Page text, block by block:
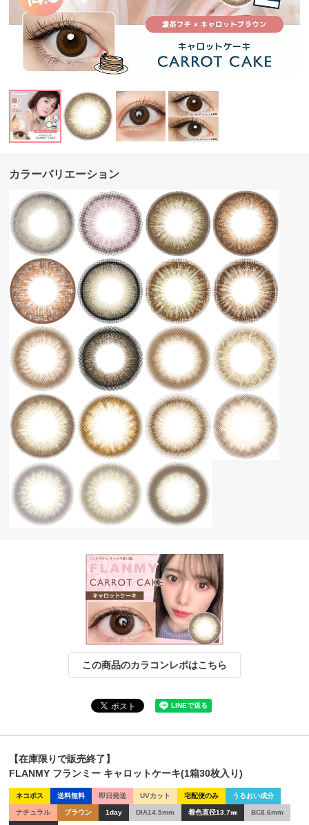
カラーバリエーション
この商品のカラコンレポはこちら
【在庫限りで販売終了】
FLANMY フランミー キャロットケーキ(1箱30枚入り)
ネコポス 送料無料 即日発送 UVカット 宅配便のみ うるおい成分
ナチュラル ブラウン 1day DIA14.5mm 着色直径13.7㎜ BC8.6mm